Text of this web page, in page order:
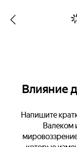
Влияние
Напишите
Валеком